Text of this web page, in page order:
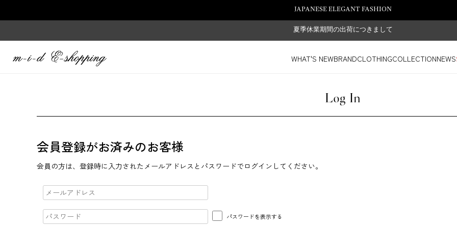
JAPANESE ELEGANT FASHION
夏季休業期間の出荷につきまして
WHAT'S NEWBRANDCLOTHINGCOLLECTIONNEWS
Log In
会員登録がお済みのお客様
会員の方は、登録時に入力されたメールアドレスとパスワードでログインしてください。
パスワードを表示する